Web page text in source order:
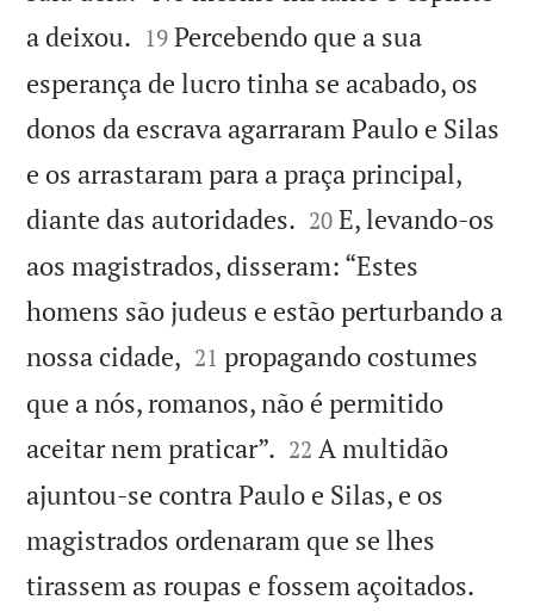
a deixou. 

19 Percebendo que a sua
esperança de lucro tinha se acabado, os
donos da escrava agarraram Paulo e Silas
e os arrastaram para a praça principal,
diante das autoridades. 

20 E, levando-os
aos magistrados, disseram: “Estes
homens são judeus e estão perturbando a
nossa cidade, 

21 propagando costumes
que a nós, romanos, não é permitido
aceitar nem praticar”. 

22 A multidão
ajuntou-se contra Paulo e Silas, e os
magistrados ordenaram que se lhes
tirassem as roupas e fossem açoitados.